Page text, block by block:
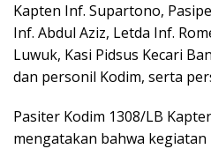
Kapten Inf. Supartono,
Inf. Abdul Aziz, Letda Inf.
Luwuk, Kasi Pidsus Kecari
dan personil Kodim, serta
Pasiter Kodim 1308/LB
mengatakan bahwa